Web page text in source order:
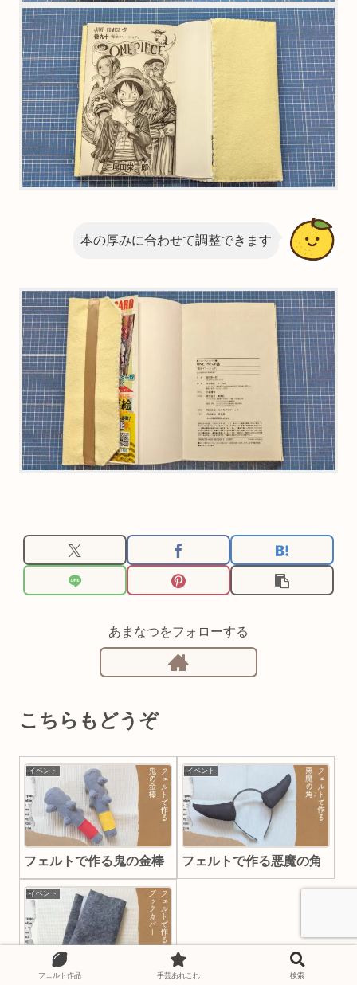
本の厚みに合わせて調整できます
あまなつをフォローする
こちらもどうぞ
イベント
フェルトで作る鬼の金棒
イベント
フェルトで作る悪魔の角
イベント
フェルト作品 手芸あれこれ 検索